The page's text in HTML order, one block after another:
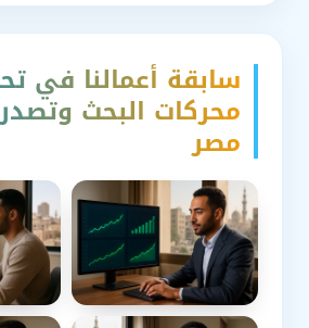
سابقة أعمالنا في
محركات البحث
مصر